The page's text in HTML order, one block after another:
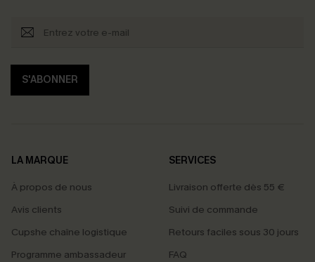
S'ABONNER
LA MARQUE
À propos de nous
Avis clients
Cupshe chaîne logistique
Programme ambassadeur
SERVICES
Livraison offerte dès 55 €
Suivi de commande
Retours faciles sous 30 jours
FAQ